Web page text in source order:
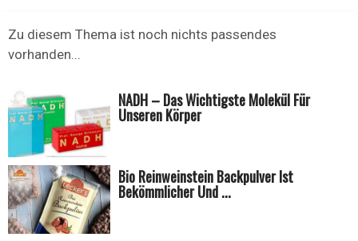
Zu diesem Thema ist noch nichts passendes
vorhanden...
NADH – Das Wichtigste Molekül Für
Unseren Körper
Bio Reinweinstein Backpulver Ist
Bekömmlicher Und ...